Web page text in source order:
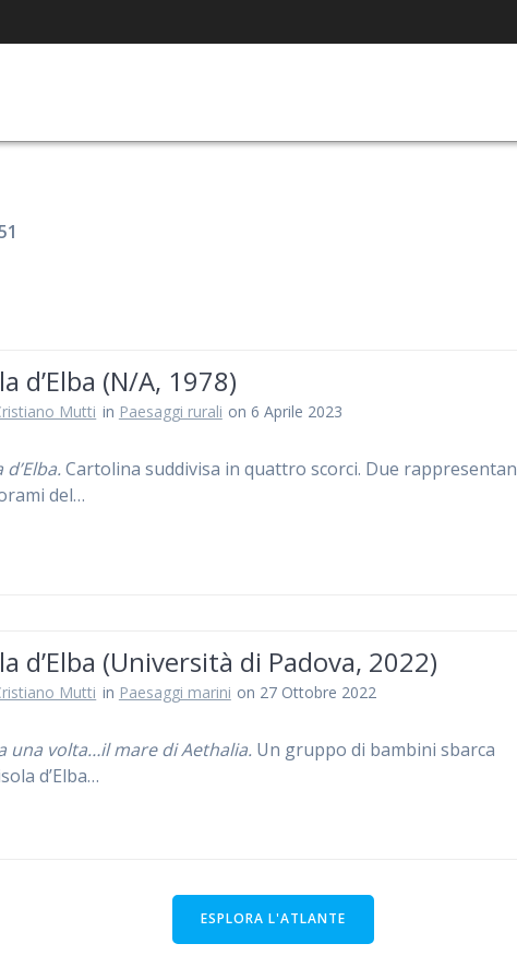
d’Elba (N/A, 1978)
Mutti in Paesaggi rurali on 6 Aprile 2023
d’Elba. Cartolina suddivisa in quattro scorci. Due
del…
d’Elba (Università di Padova, 2022)
Mutti in Paesaggi marini on 27 Ottobre 2022
una volta…il mare di Aethalia. Un gruppo di bambini sbarca
d’Elba…
ESPLORA L'ATLANTE